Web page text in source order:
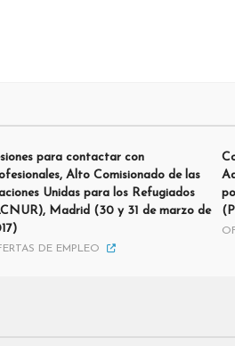
para contactar con
Alto Comisionado de las
Unidas para los Refugiados
Madrid (30 y 31 de marzo de
DE EMPLEO